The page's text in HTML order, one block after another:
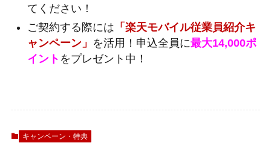
てください！
ご契約する際には 「楽天モバイル従業員紹介キ
ャンペーン」 を活用！申込全員に最大14,000ポ
イント をプレゼント中！
キャンペーン・特典